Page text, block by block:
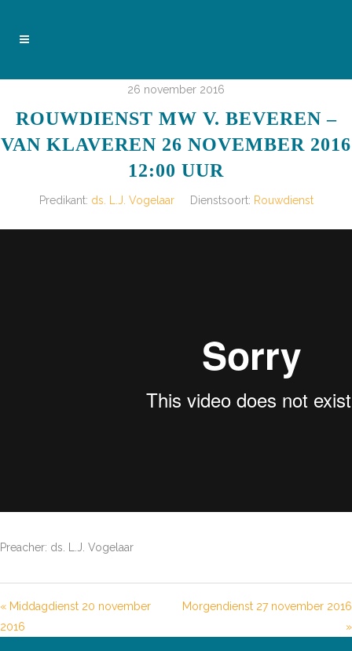
26 november 2016
ROUWDIENST MW V. BEVEREN –
VAN KLAVEREN 26 NOVEMBER 2016
12:00 UUR
Predikant: ds. L.J. Vogelaar Dienstsoort: Rouwdienst
Preacher: ds. L.J. Vogelaar
« Middagdienst 20 november
2016
Morgendienst 27 november 2016
»